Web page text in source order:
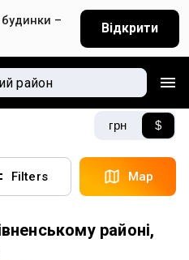
будинки –
Відкрити
грн $
Filters Map
районі,